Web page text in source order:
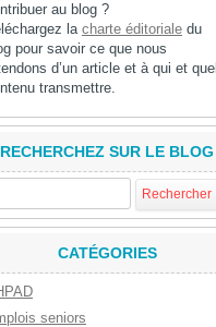
au blog ?
la charte éditoriale du
pour savoir ce que nous
d’un article et à qui et quel
transmettre.
RECHERCHEZ SUR LE BLOG
CATÉGORIES
seniors